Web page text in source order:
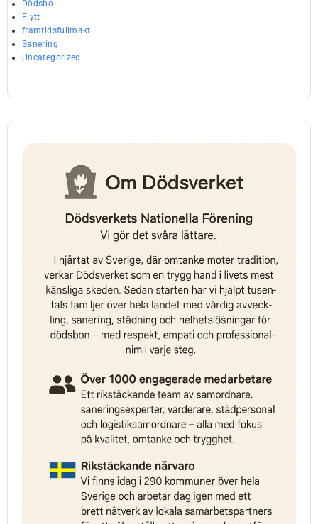
Dödsbo
Flytt
framtidsfullmakt
Sanering
Uncategorized